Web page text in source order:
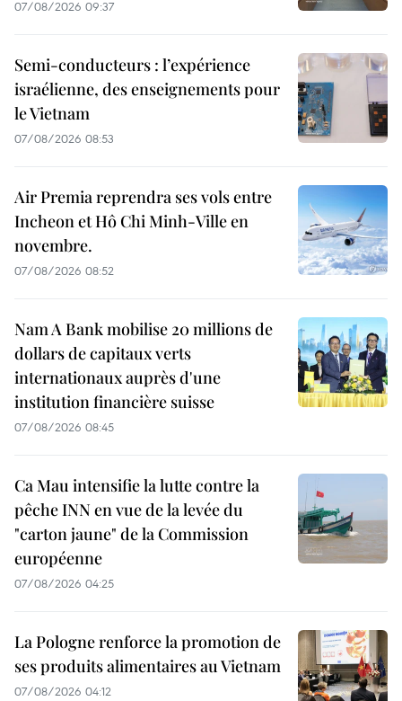
07/08/2026 09:37
Semi-conducteurs : l’expérience
israélienne, des enseignements pour
le Vietnam
07/08/2026 08:53
Air Premia reprendra ses vols entre
Incheon et Hô Chi Minh-Ville en
novembre.
07/08/2026 08:52
Nam A Bank mobilise 20 millions de
dollars de capitaux verts
internationaux auprès d'une
institution financière suisse
07/08/2026 08:45
Ca Mau intensifie la lutte contre la
pêche INN en vue de la levée du
"carton jaune" de la Commission
européenne
07/08/2026 04:25
La Pologne renforce la promotion de
ses produits alimentaires au Vietnam
07/08/2026 04:12